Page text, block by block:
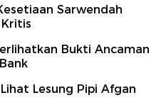
Sarwendah
Bukti Ancaman
Lesung Pipi Afgan